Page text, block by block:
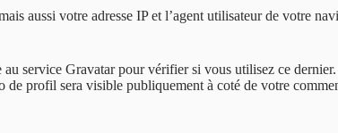
aussi votre adresse IP et l’agent utilisateur de votre
service Gravatar pour vérifier si vous utilisez ce
profil sera visible publiquement à coté de votre